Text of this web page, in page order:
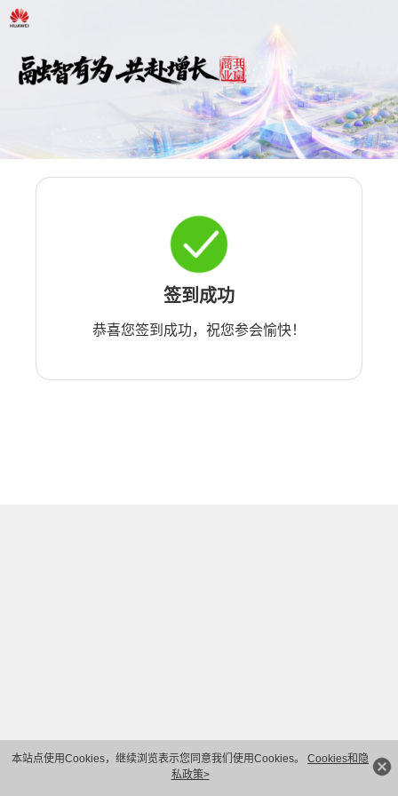
本站点使用Cookies，继续浏览表示您同意我们使用Cookies。 Cookies和隐
私政策>
签到成功
恭喜您签到成功，祝您参会愉快！